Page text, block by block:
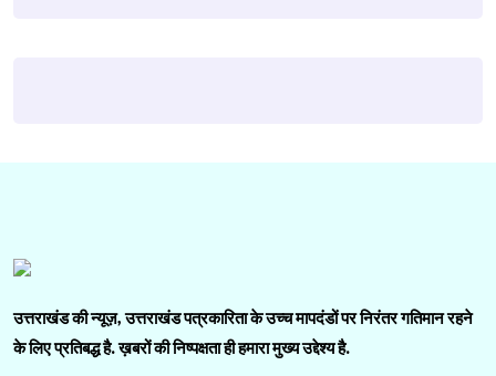
उत्तराखंड की न्यूज़, उत्तराखंड पत्रकारिता के उच्च मापदंडों पर निरंतर गतिमान रहने
के लिए प्रतिबद्ध है. ख़बरों की निष्पक्षता ही हमारा मुख्य उद्देश्य है.